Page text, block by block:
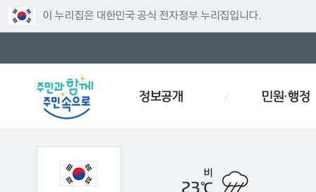
이 누리집은 대한민국 공식 전자정부 누리집입니다.
정보공개 민원·행정
비
23℃